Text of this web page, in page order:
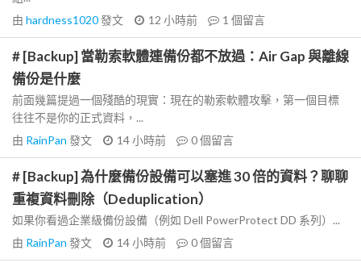
由 hardness1020發文 12 小時前 1 個留言
# [Backup] 當勒索軟體連備份都不放過：Air Gap 與離線
備份是什麼
前面幾篇提過一個殘酷的現實：現在的勒索軟體攻擊，第一個目標
往往不是你的正式資料，...
由 RainPan 發文 14 小時前 0個留言
# [Backup] 為什麼備份設備可以塞進 30 倍的資料？聊聊
重複資料刪除（Deduplication）
如果你看過企業級備份設備（例如 Dell PowerProtect DD 系列）...
由 RainPan 發文 14 小時前 0個留言